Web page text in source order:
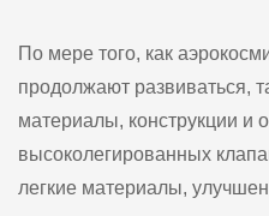
По мере того, как
продолжают развиваться,
материалы, конструкции и
высоколегированных
легкие материалы,